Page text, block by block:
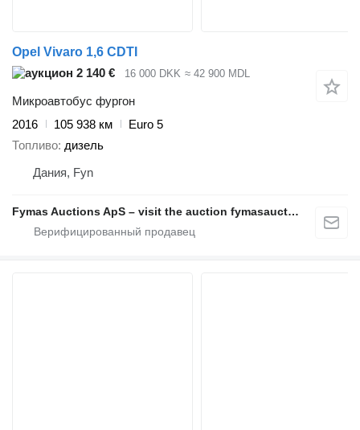
Opel Vivaro 1,6 CDTI
2 140 €
16 000 DKK ≈ 42 900 MDL
Микроавтобус фургон
2016
105 938 км
Euro 5
Топливо дизель
Дания, Fyn
Fymas Auctions ApS – visit the auction fymasauctions.dk